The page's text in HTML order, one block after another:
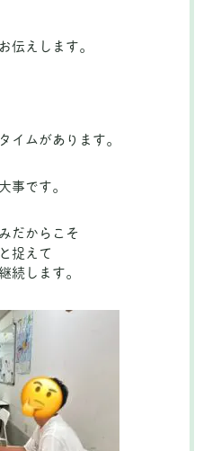
伝えします。
イムがあります。
事です。
だからこそ
捉えて
続します。